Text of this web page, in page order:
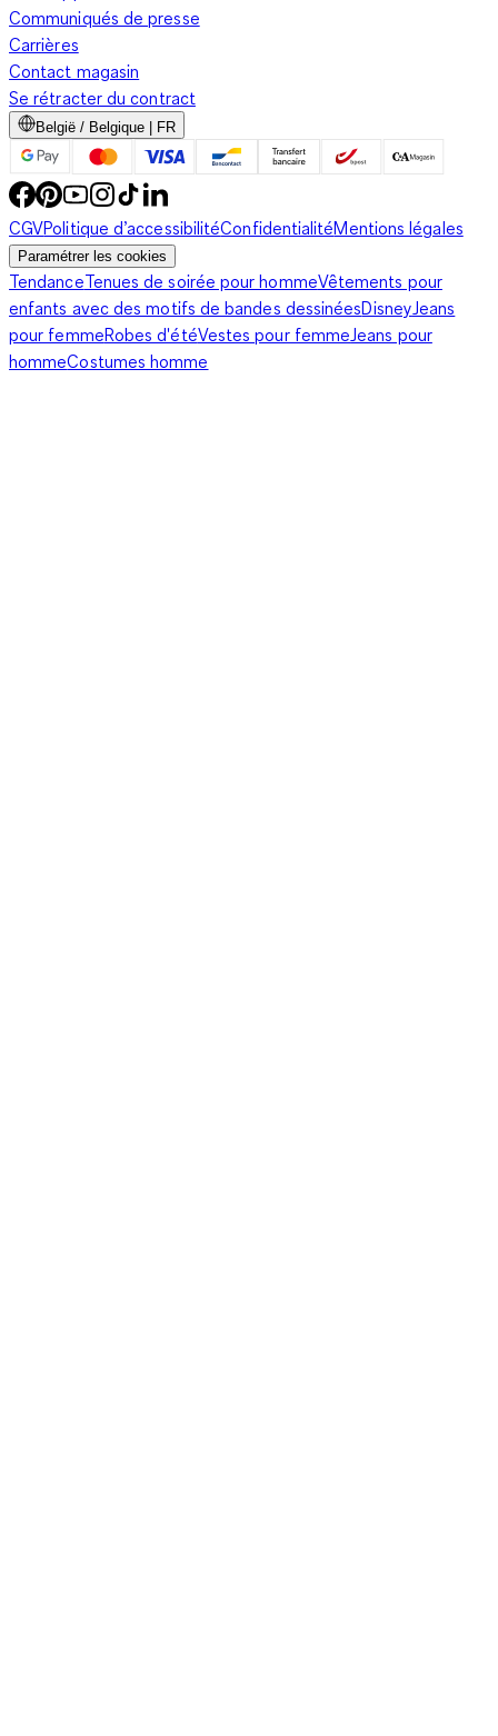
Communiqués de presse
Carrières
Contact magasin
Se rétracter du contract
België / Belgique | FR
CGVPolitique d’accessibilitéConfidentialitéMentions légales
Paramétrer les cookies
TendanceTenues de soirée pour hommeVêtements pour
enfants avec des motifs de bandes dessinéesDisneyJeans
pour femmeRobes d'étéVestes pour femmeJeans pour
hommeCostumes homme